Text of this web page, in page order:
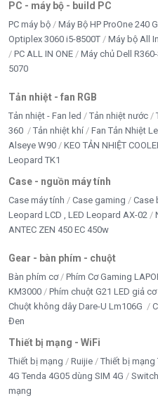
trợ CPU Xeon LGA2011-3
128GB, cùng các công
X99-TF đáp ứng tốt từ
nghiệp
👉 Nếu bạn đang cần một
năng mạnh – hỗ trợ cả
X99-TF chính là giải pháp
PC - máy bộ - build PC
PC máy bộ Máy Bộ HP ProOne 240
Optiplex 3060 i5-8500T
Máy bộ All
PC ALL IN ONE
Máy chủ Dell
5070
Tản nhiệt - fan RGB
Tản nhiệt - Fan led Tản nhiệt nước
360
Tản nhiệt khí Fan Tản Nhiệt
Alseye W90
KEO TẢN NHIỆT
Leopard TK1
Case - nguồn máy tính
Case máy tính Case gaming Case
Leopard LCD , LED Leopard AX-02
ANTEC ZEN 450 EC 450w
Gear - bàn phím - chuột
Bàn phím cơ Phím Cơ Gaming
KM3000
Phím chuột G21 LED giả cơ
Chuột không dây Dare-U Lm106G
Đen
Thiết bị mạng - WiFi
Thiết bị mạng Ruijie Thiết bị mạng
4G Tenda 4G05 dùng SIM 4G
mạng